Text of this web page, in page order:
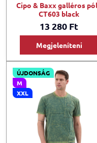
Cipo & Baxx galléros
CT603 black
13 280 Ft
Megjeleníteni
ÚJDONSÁG
M
XXL